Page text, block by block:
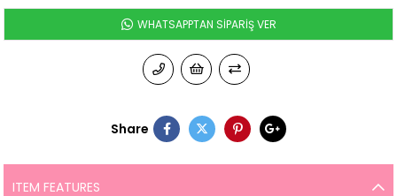
WHATSAPPTAN SİPARİŞ VER
Share
ITEM FEATURES